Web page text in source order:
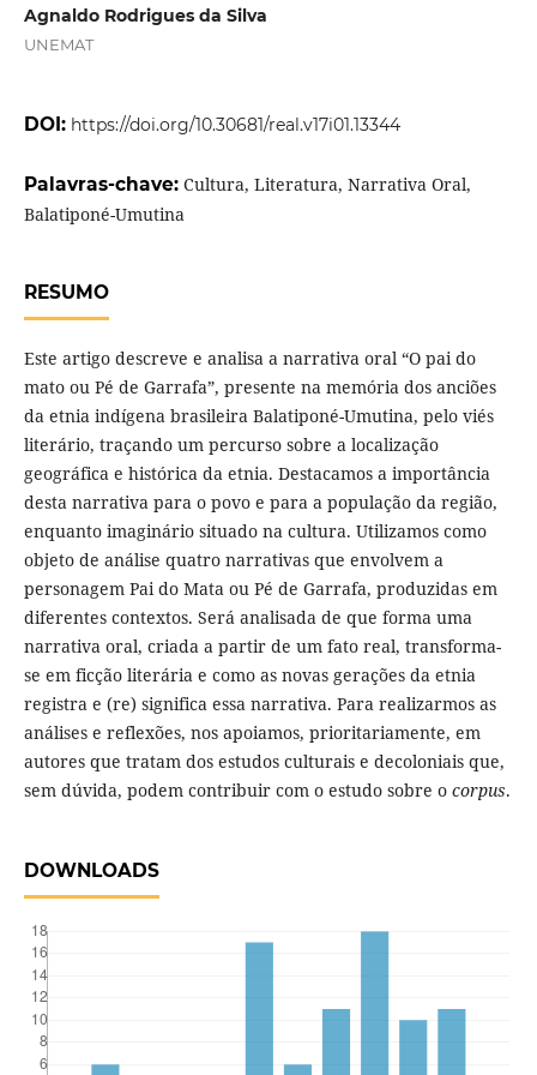
Agnaldo Rodrigues da Silva
UNEMAT
DOI: https://doi.org/10.30681/real.v17i01.13344
Palavras-chave: Cultura, Literatura, Narrativa Oral,
Balatiponé-Umutina
RESUMO
Este artigo descreve e analisa a narrativa oral “O pai do
mato ou Pé de Garrafa”, presente na memória dos anciões
da etnia indígena brasileira Balatiponé-Umutina, pelo viés
literário, traçando um percurso sobre a localização
geográfica e histórica da etnia. Destacamos a importância
desta narrativa para o povo e para a população da região,
enquanto imaginário situado na cultura. Utilizamos como
objeto de análise quatro narrativas que envolvem a
personagem Pai do Mata ou Pé de Garrafa, produzidas em
diferentes contextos. Será analisada de que forma uma
narrativa oral, criada a partir de um fato real, transforma-
se em ficção literária e como as novas gerações da etnia
registra e (re) significa essa narrativa. Para realizarmos as
análises e reflexões, nos apoiamos, prioritariamente, em
autores que tratam dos estudos culturais e decoloniais que,
sem dúvida, podem contribuir com o estudo sobre o corpus.
DOWNLOADS